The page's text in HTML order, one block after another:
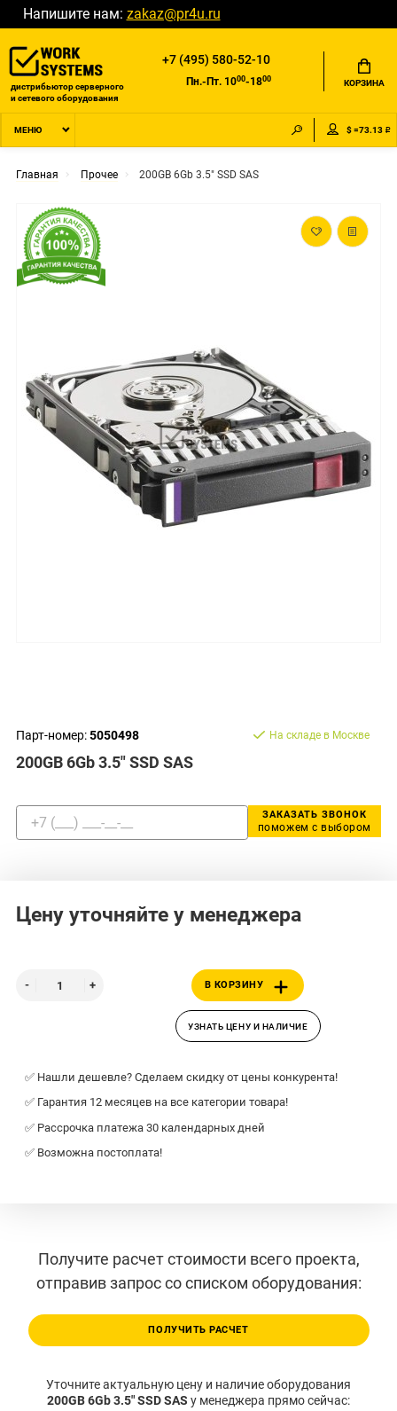
Напишите нам: zakaz@pr4u.ru
дистрибьютор серверного
и сетевого оборудования
+7 (495) 580-52-10
Пн.-Пт. 1000-1800 КОРЗИНА
МЕНЮ $ =73.13 ₽
Главная Прочее 200GB 6Gb 3.5" SSD SAS
Парт-номер:5050498
200GB 6Gb 3.5" SSD SAS
На складе в Москве
ЗАКАЗАТЬ ЗВОНОК
поможем с выбором
Цену уточняйте у менеджера
В КОРЗИНУ
УЗНАТЬ ЦЕНУ И НАЛИЧИЕ
✅ Нашли дешевле? Сделаем скидку от цены конкурента!
✅ Гарантия 12 месяцев на все категории товара!
✅ Рассрочка платежа 30 календарных дней
✅ Возможна постоплата!
Получите расчет стоимости всего проекта,
отправив запрос со списком оборудования:
ПОЛУЧИТЬ РАСЧЕТ
Уточните актуальную цену и наличие оборудования
200GB 6Gb 3.5" SSD SAS у менеджера прямо сейчас: